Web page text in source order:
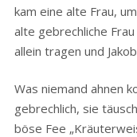
kam eine alte Frau,
alte gebrechliche
allein tragen und
Was niemand ahnen
gebrechlich, sie
böse Fee